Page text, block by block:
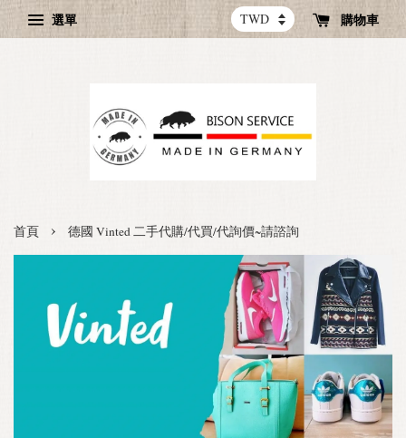
選單 購物車
首頁 › 德國 Vinted 二手代購/代買/代詢價~請諮詢